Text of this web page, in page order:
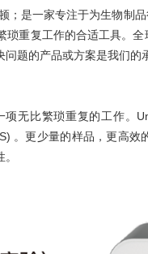
；是一家专注于为生物制
重复工作的合适工具。
题的产品或方案是我们的
项无比繁琐重复的工作
。更少量的样品，更高